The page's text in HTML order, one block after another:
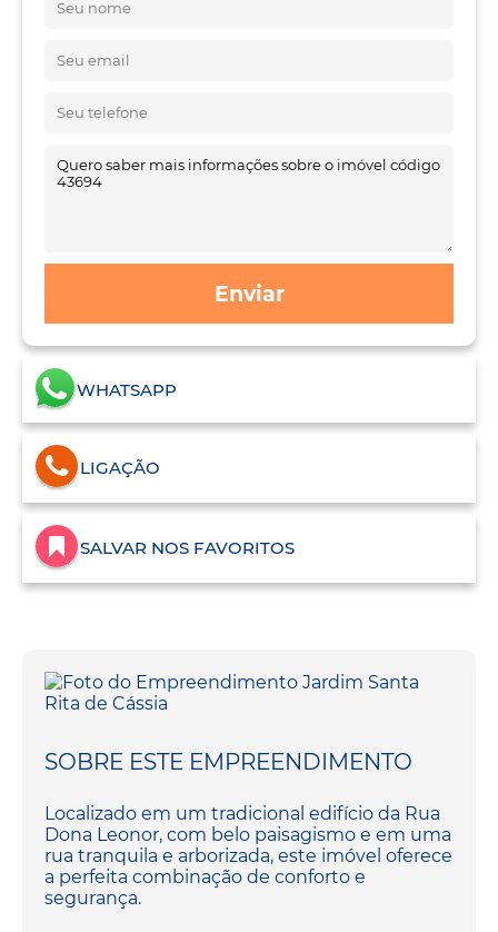
Enviar
WHATSAPP
LIGAÇÃO
SALVAR NOS FAVORITOS
SOBRE ESTE EMPREENDIMENTO
Localizado em um tradicional edifício da Rua
Dona Leonor, com belo paisagismo e em uma
rua tranquila e arborizada, este imóvel oferece
a perfeita combinação de conforto e
segurança.